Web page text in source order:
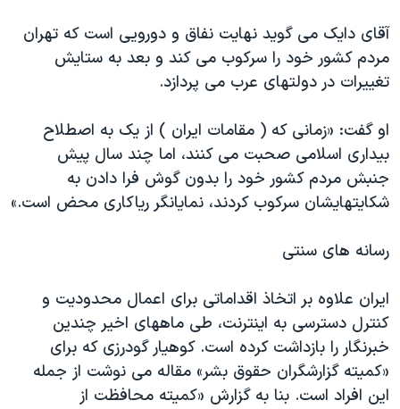
آقای دایک می گوید نهایت نفاق و دورویی است که تهران
مردم کشور خود را سرکوب می کند و بعد به ستایش
تغییرات در دولتهای عرب می پردازد.
او گفت: «زمانی که ( مقامات ایران ) از یک به اصطلاح
بیداری اسلامی صحبت می کنند، اما چند سال پیش
جنبش مردم کشور خود را بدون گوش فرا دادن به
شکایتهایشان سرکوب کردند، نمایانگر ریاکاری محض است.»
رسانه های سنتی
ایران علاوه بر اتخاذ اقداماتی برای اعمال محدودیت و
کنترل دسترسی به اینترنت، طی ماههای اخیر چندین
خبرنگار را بازداشت کرده است. کوهیار گودرزی که برای
«کمیته گزارشگران حقوق بشر» مقاله می نوشت از جمله
این افراد است. بنا به گزارش «کمیته محافظت از